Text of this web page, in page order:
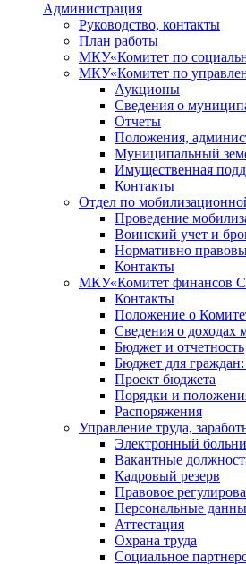
Администрация
Руководство, контакты
План работы
МКУ«Комитет по
МКУ«Комитет по
Аукционы
Сведения о
Отчеты
Положения,
Муниципальный
Имущественная
Контакты
Отдел по
Проведение
Воинский учет и
Нормативно
Контакты
МКУ«Комитет финансов
Контакты
Положение о
Сведения о
Бюджет и отчетность
Бюджет для граждан:
Проект бюджета
Порядки и
Распоряжения
Управление труда,
Электронный
Вакантные
Кадровый резерв
Правовое
Персональные
Аттестация
Охрана труда
Социальное